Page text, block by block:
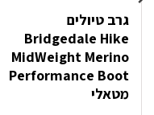
גרב טיולים
Bridgedale Hike
MidWeight Merino
Performance Boot
מטאלי